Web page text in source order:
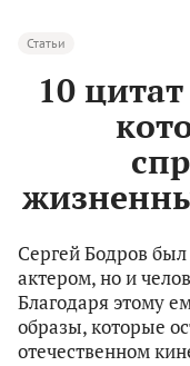
Статьи
10
Сергей Бодров
актером, но и
Благодаря этому
образы, которые
отечественном